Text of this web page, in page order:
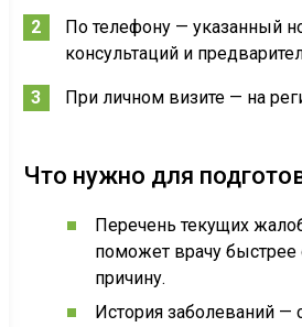
По телефону — указанный
консультаций и
При личном визите — на
Что нужно для
Перечень текущих
поможет врачу быстрее
причину.
История заболеваний —